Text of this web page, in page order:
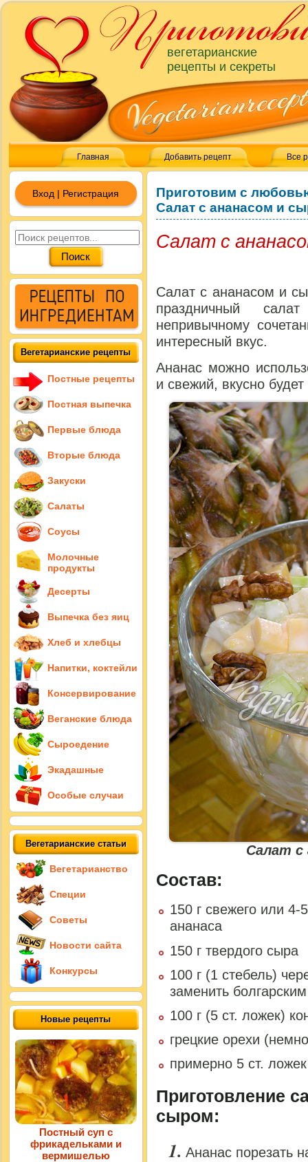
вегетарианские
рецепты и секреты
Главная Добавить рецепт Все
Приготовим с
Салат с ананасом и
Салат с
Салат с ананасом и
праздничный
непривычному
интересный вкус.
Ананас можно
и свежий, вкусно
Салат с
Состав:
150 г свежего или 4-
ананаса
150 г твердого сыра
100 г (1 стебель)
заменить
100 г (5 ст. ложек)
грецкие орехи
примерно 5 ст.
Приготовление
сыром:
Ананас порезать
Вход | Регистрация
Вегетарианские рецепты
Постные рецепты
Постная выпечка
Первые блюда
Вторые блюда
Закуски
Салаты
Соусы
Молочные
продукты
Десерты
Выпечка без яиц
Хлеб и хлебцы
Напитки, коктейли
Консервирование
Веганские блюда
Сыроедение
Экадашные
Особые случаи
Вегетарианские статьи
Вегетарианство
Специи
Советы
Новости сайта
Конкурсы
Новые рецепты
Постный суп с
фрикадельками и
вермишелью